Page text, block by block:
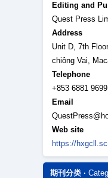
Editing and
Quest Press
Address
Unit D, 7th
chiông Vai,
Telephone
+853 6881 9699
Email
Web site
https://
期刊分类 ·